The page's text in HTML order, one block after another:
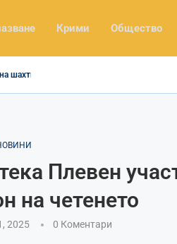
Крими Общество
шахти
Плевен
на четенето
2025 0 Коментари